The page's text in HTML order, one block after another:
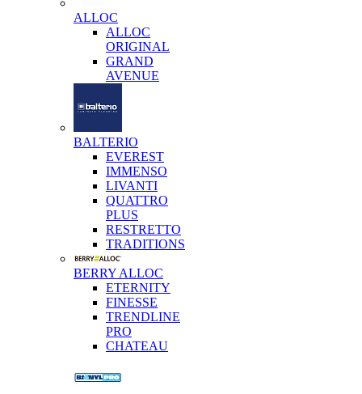
ALLOC
ALLOC
ORIGINAL
GRAND
AVENUE
BALTERIO
EVEREST
IMMENSO
LIVANTI
QUATTRO
PLUS
RESTRETTO
TRADITIONS
BERRY ALLOC
ETERNITY
FINESSE
TRENDLINE
PRO
CHATEAU